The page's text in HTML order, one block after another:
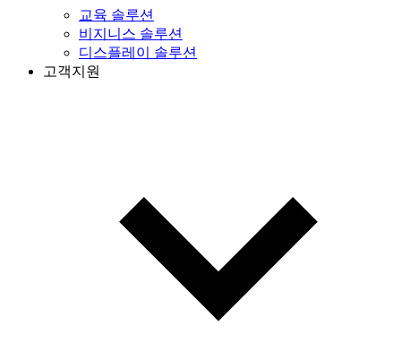
교육 솔루션
비지니스 솔루션
디스플레이 솔루션
고객지원